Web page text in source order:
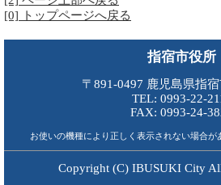
[0] トップページへ戻る
指宿市役所
〒891-0497 鹿児島県指
TEL: 0993-22-
FAX: 0993-24-
お使いの機種により正しく表示されない場合が
Copyright (C) IBUSUKI City